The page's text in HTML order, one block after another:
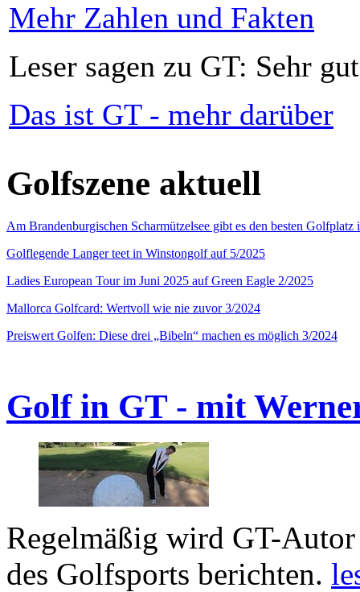
Mehr Zahlen und Fakten
Leser sagen zu GT: Sehr
Das ist GT - mehr darüber
Golfszene aktuell
Am Brandenburgischen Scharmützelsee gibt es den besten
Golflegende Langer teet in Winstongolf auf 5/2025
Ladies European Tour im Juni 2025 auf Green Eagle 2/2025
Mallorca Golfcard: Wertvoll wie nie zuvor 3/2024
Preiswert Golfen: Diese drei „Bibeln“ machen es möglich 3/2024
Golf in GT - mit
Regelmäßig wird GT-
des Golfsports berichten.